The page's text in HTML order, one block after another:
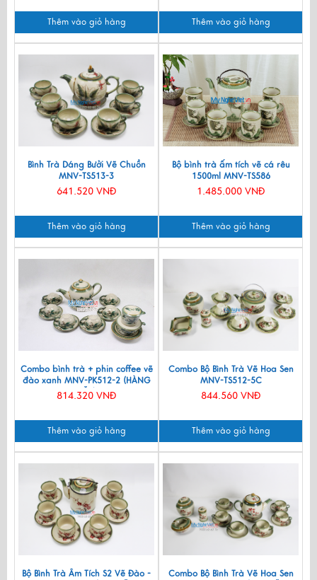
Thêm vào giỏ hàng Thêm vào giỏ hàng
Bình Trà Dáng Bưởi Vẽ Chuồn
MNV-TS513-3
641.520 VNĐ
Thêm vào giỏ hàng
Bộ bình trà ấm tích vẽ cá rêu
1500ml MNV-TS586
1.485.000 VNĐ
Thêm vào giỏ hàng
Combo bình trà + phin coffee vẽ
đào xanh MNV-PK512-2 (HÀNG
ĐẶT)
814.320 VNĐ
Thêm vào giỏ hàng
Combo Bộ Bình Trà Vẽ Hoa Sen
MNV-TS512-5C
844.560 VNĐ
Thêm vào giỏ hàng
Bộ Bình Trà Âm Tích S2 Vẽ Đào -
Combo Bộ Bình Trà Vẽ Hoa Sen